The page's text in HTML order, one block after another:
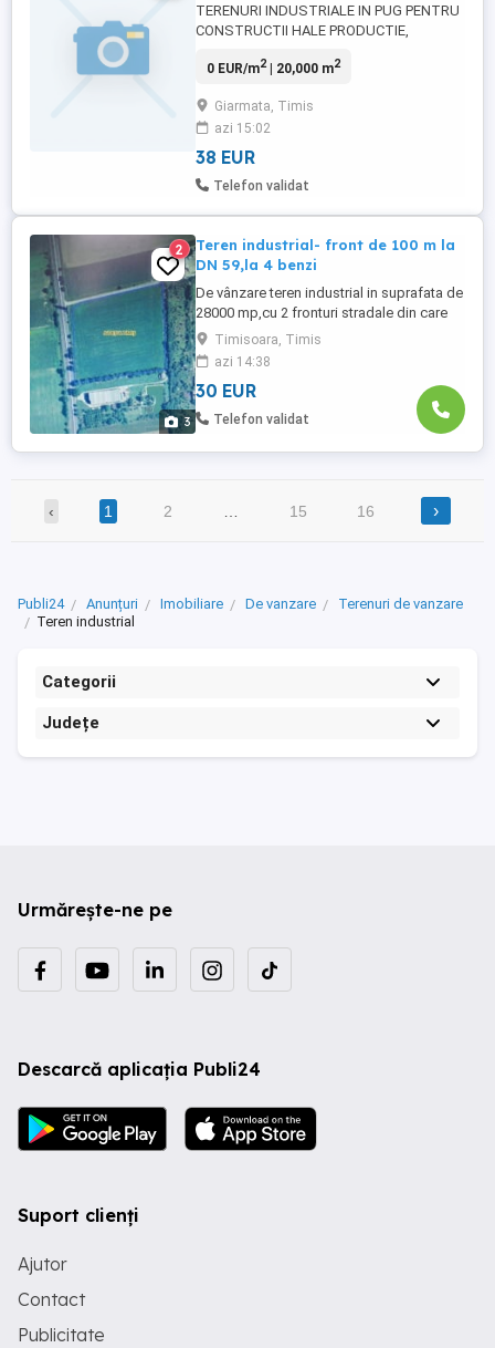
TERENURI INDUSTRIALE IN PUG PENTRU
CONSTRUCTII HALE PRODUCTIE,
LA TEREN, FRONT 60 - 75 ML. EXTRAS CF.
0 EUR/m2| 20,000 m2
Giarmata, Timis
azi 15:02
38 EUR
Telefon validat
3
2
Teren industrial- front de 100 m la
DN 59,la 4 benzi
De vânzare teren industrial in suprafata de
28000 mp,cu 2 fronturi stradale din care
unul este de 100 m la Drumul Național DN
59, Timisoara-Sag, localizat pe partea
stânga înainte de intrarea în Sag. Prețul
solicitat de proprietari este de 30 euro/
mp.Tel 0745126783.
Timisoara, Timis
azi 14:38
30 EUR
Telefon validat
‹ 1 2 15 16 ›
Publi24 Anunțuri Imobiliare De vanzare
Terenuri de vanzare
Teren industrial
Categorii
Județe
Urmărește-ne pe
Descarcă aplicația Publi24
Suport clienți
Ajutor
Contact
Publicitate